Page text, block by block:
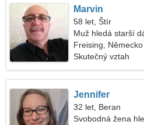
Marvin
58 let, Štír
Muž hledá starší
Freising, Německo
Skutečný vztah
Jennifer
32 let, Beran
Svobodná žena